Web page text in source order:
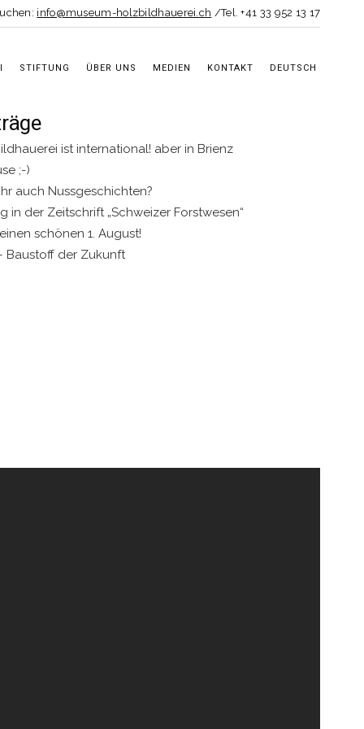
info@museum-holzbildhauerei.ch /Tel. +41 33 952 13 17
STIFTUNG ÜBER UNS MEDIEN KONTAKT DEUTSCH
ist international! aber in Brienz
;-)
auch Nussgeschichten?
in der Zeitschrift „Schweizer Forstwesen“
schönen 1. August!
Baustoff der Zukunft